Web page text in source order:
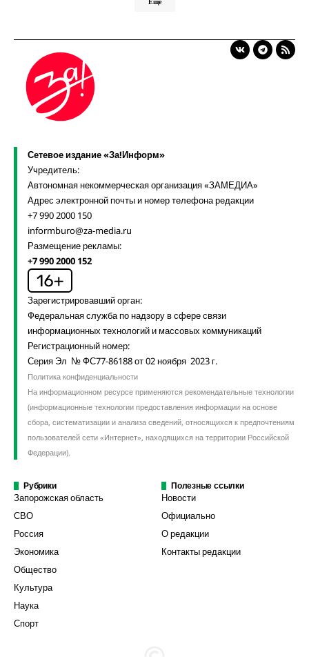
Сетевое издание «За!Информ»
Учредитель:
Автономная некоммерческая организация «ЗАМЕДИА»
Адрес электронной почты и номер телефона редакции
+7 990 2000 150
informburo@za-media.ru
Размещение рекламы:
+7 990 2000 152
Зарегистрировавший орган:
Федеральная служба по надзору в сфере связи
информационных технологий и массовых коммуникаций
Регистрационный номер:
Серия Эл № ФС77-86188 от 02 ноября 2023 г.
Политика конфиденциальности
На информационном ресурсе применяются рекомендательные технологии
(информационные технологии предоставления информации на основе
сбора, систематизации и анализа сведений, относящихся к предпочтениям
пользователей сети «Интернет», находящихся на территории Российской
Федерации).
Рубрики
Запорожская область
СВО
Россия
Экономика
Общество
Культура
Наука
Спорт
Полезные ссылки
Новости
Официально
О редакции
Контакты редакции